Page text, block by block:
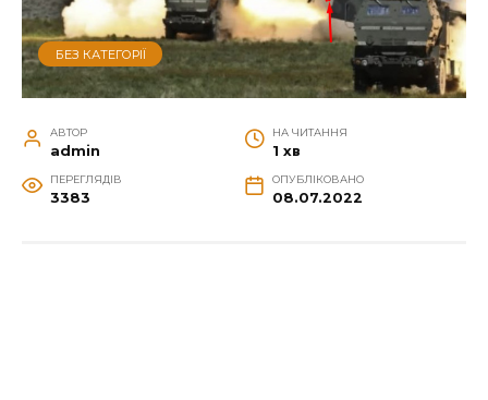
БЕЗ КАТЕГОРІЇ
АВТОР
admin
НА ЧИТАННЯ
1 хв
ПЕРЕГЛЯДІВ
3383
ОПУБЛІКОВАНО
08.07.2022